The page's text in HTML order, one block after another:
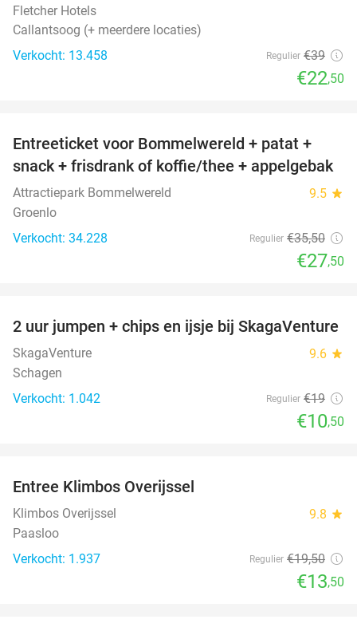
Fletcher Hotels
Callantsoog (+ meerdere locaties)
Verkocht: 13.458
Regulier €39
€22,50
23%
Entreeticket voor Bommelwereld + patat +
snack + frisdrank of koffie/thee + appelgebak
Attractiepark Bommelwereld 9.5 star
Groenlo
Verkocht: 34.228
Regulier €35,50
€27,50
45%
2 uur jumpen + chips en ijsje bij SkagaVenture
SkagaVenture 9.6 star
Schagen
Verkocht: 1.042
Regulier €19
€10,50
Entree Klimbos Overijssel
Klimbos Overijssel 9.8 star
Paasloo
Verkocht: 1.937
Regulier €19,50
€13,50